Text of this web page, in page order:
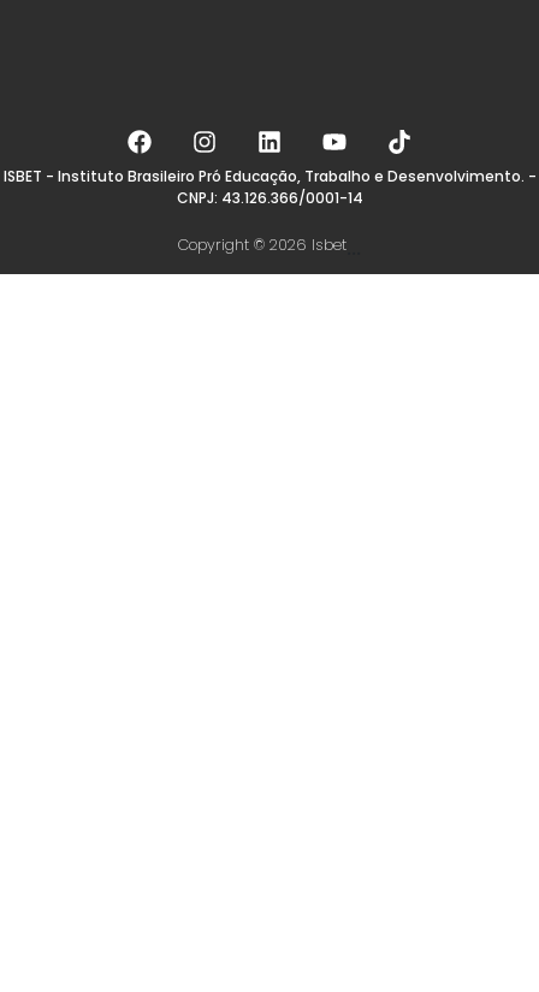
ISBET - Instituto Brasileiro Pró Educação, Trabalho e Desenvolvimento. -
CNPJ: 43.126.366/0001-14
Copyright © 2026 Isbet